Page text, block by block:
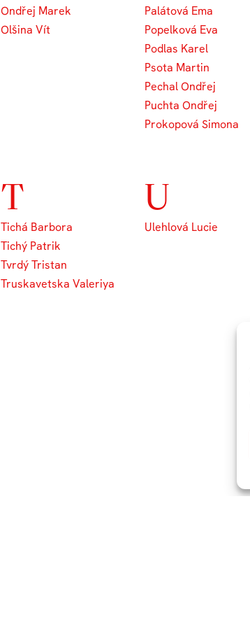
Ondřej Marek
Olšina Vít
Palátová Ema
Popelková Eva
Podlas Karel
Psota Martin
Pechal Ondřej
Puchta Ondřej
Prokopová Simona
T
Tichá Barbora
Tichý Patrik
Tvrdý Tristan
Truskavetska Valeriya
U
Ulehlová Lucie